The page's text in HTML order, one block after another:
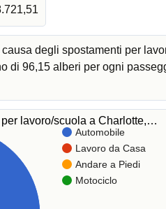
degli spostamenti per
di 96,15 alberi per ogni
lavoro/scuola a Charlotte,…
Automobile
Lavoro da Casa
Andare a Piedi
Motociclo